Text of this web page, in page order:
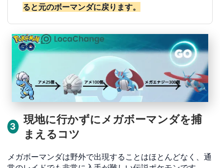
ると元のボーマンダに戻ります。
3
現地に行かずにメガボーマンダを捕
まえるコツ
メガボーマンダは野外で出現することはほとんどなく、通